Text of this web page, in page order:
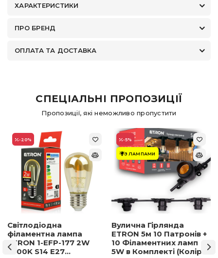
ХАРАКТЕРИСТИКИ
ПРО БРЕНД
ОПЛАТА ТА ДОСТАВКА
СПЕЦІАЛЬНІ ПРОПОЗИЦІЇ
Пропозиції, які неможливо пропустити
-20%
Світлодіодна
філаментна лампа
ETRON 1-EFP-177 2W
2500K S14 E27
-5%
З ЛАМПАМИ
Вулична Гірлянда
ETRON 5м 10 Патронів +
10 Філаментних ламп
5W в Комплекті (Колір